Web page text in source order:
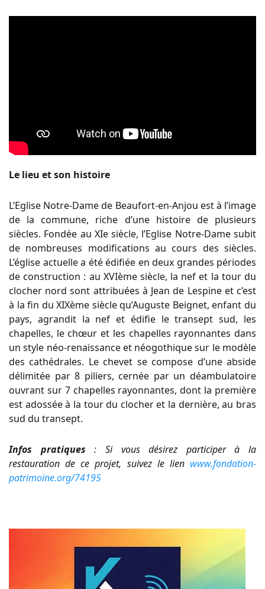
Le lieu et son histoire
L’Eglise Notre-Dame de Beaufort-en-Anjou est à l’image
de la commune, riche d’une histoire de plusieurs
siècles. Fondée au XIe siècle, l’Eglise Notre-Dame subit
de nombreuses modifications au cours des siècles.
L’église actuelle a été édifiée en deux grandes périodes
de construction : au XVIème siècle, la nef et la tour du
clocher nord sont attribuées à Jean de Lespine et c’est
à la fin du XIXème siècle qu’Auguste Beignet, enfant du
pays, agrandit la nef et édifie le transept sud, les
chapelles, le chœur et les chapelles rayonnantes dans
un style néo-renaissance et néogothique sur le modèle
des cathédrales. Le chevet se compose d’une abside
délimitée par 8 piliers, cernée par un déambulatoire
ouvrant sur 7 chapelles rayonnantes, dont la première
est adossée à la tour du clocher et la dernière, au bras
sud du transept.
Infos pratiques : Si vous désirez participer à la
restauration de ce projet, suivez le lien www.fondation-
patrimoine.org/74195